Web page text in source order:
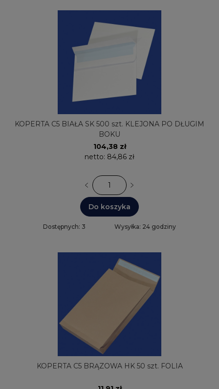
KOPERTA C5 BIAŁA SK 500 szt. KLEJONA PO DŁUGIM
BOKU
104,38 zł
netto: 84,86 zł
Do koszyka
Dostępnych: 3 Wysyłka: 24 godziny
KOPERTA C5 BRĄZOWA HK 50 szt. FOLIA